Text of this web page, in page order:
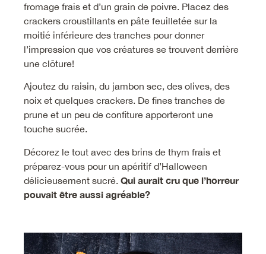
fromage frais et d’un grain de poivre. Placez des
crackers croustillants en pâte feuilletée sur la
moitié inférieure des tranches pour donner
l’impression que vos créatures se trouvent derrière
une clôture!
Ajoutez du raisin, du jambon sec, des olives, des
noix et quelques crackers. De fines tranches de
prune et un peu de confiture apporteront une
touche sucrée.
Décorez le tout avec des brins de thym frais et
préparez-vous pour un apéritif d’Halloween
délicieusement sucré. Qui aurait cru que l’horreur
pouvait être aussi agréable?